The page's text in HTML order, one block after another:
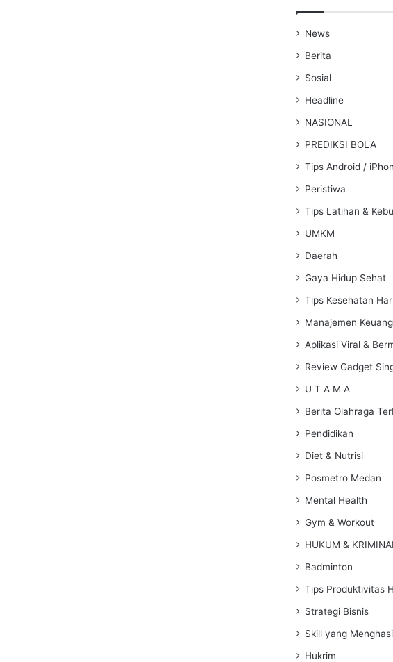
News
Berita
Sosial
Headline
NASIONAL
PREDIKSI BOLA
Tips Android /
Peristiwa
Tips Latihan &
UMKM
Daerah
Gaya Hidup Sehat
Tips Kesehatan
Manajemen
Aplikasi Viral &
Review Gadget
U T A M A
Berita Olahraga
Pendidikan
Diet & Nutrisi
Posmetro Medan
Mental Health
Gym & Workout
HUKUM & KRIMINAL
Badminton
Tips Produktivitas
Strategi Bisnis
Skill yang
Hukrim